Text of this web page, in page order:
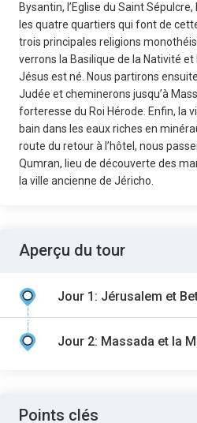
Bysantin, l’Eglise du Saint
les quatre quartiers qui font de
trois principales religions
verrons la Basilique de la Nativité
Jésus est né. Nous partirons
Judée et cheminerons jusqu’à
forteresse du Roi Hérode. Enfin, la
bain dans les eaux riches en
route du retour à l’hôtel, nous
Qumran, lieu de découverte des
la ville ancienne de Jéricho.
Aperçu du tour
Jour 1: Jérusalem et
Jour 2: Massada et la
Points clés